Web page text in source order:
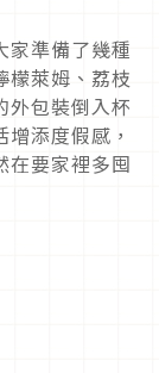
家準備了幾種
檬萊姆、荔枝
外包裝倒入杯
添度假感，
在要家裡多囤